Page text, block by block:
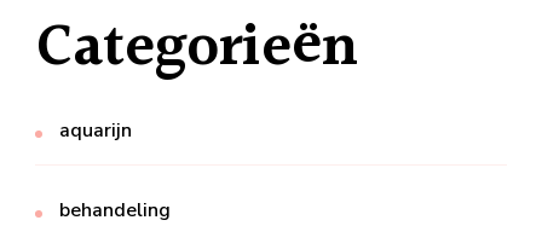
Categorieën
aquarijn
behandeling